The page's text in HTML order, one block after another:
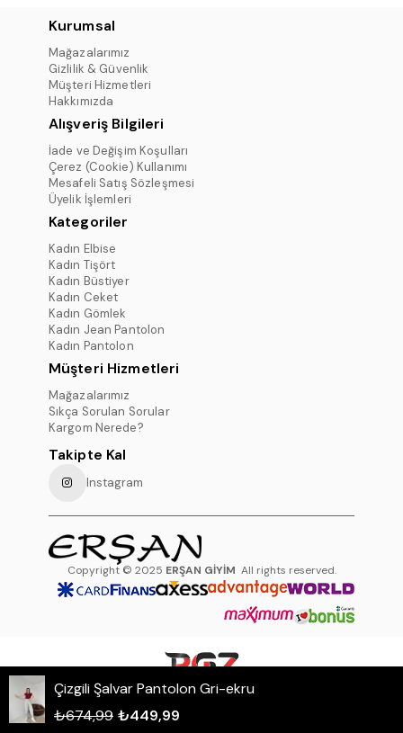
Kurumsal
Mağazalarımız
Gizlilik & Güvenlik
Müşteri Hizmetleri
Hakkımızda
Alışveriş Bilgileri
İade ve Değişim Koşulları
Çerez (Cookie) Kullanımı
Mesafeli Satış Sözleşmesi
Üyelik İşlemleri
Kategoriler
Kadın Elbise
Kadın Tişört
Kadın Büstiyer
Kadın Ceket
Kadın Gömlek
Kadın Jean Pantolon
Kadın Pantolon
Müşteri Hizmetleri
Mağazalarımız
Sıkça Sorulan Sorular
Kargom Nerede?
Takipte Kal
Instagram
Copyright © 2025 ERŞAN GİYİM All rights reserved.
WHATSAPP DESTEK HATTI
Çizgili Şalvar Pantolon Gri-ekru
₺674,99 ₺449,99